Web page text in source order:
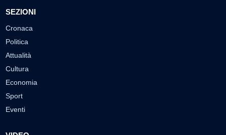
SEZIONI
Cronaca
Politica
Attualità
Cultura
Economia
Sport
Eventi